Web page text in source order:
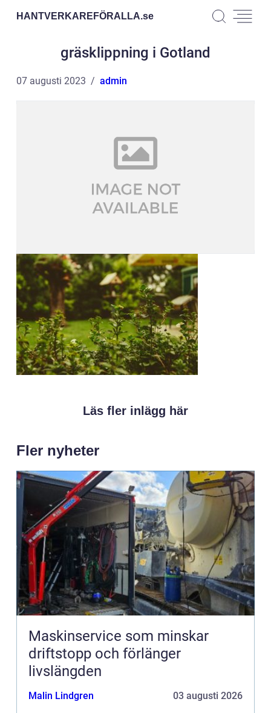
HANTVERKAREFÖRALLA.se
gräsklippning i Gotland
07 augusti 2023 admin
Läs fler inlägg här
Fler nyheter
Maskinservice som minskar
driftstopp och förlänger
livslängden
Malin Lindgren 03 augusti 2026